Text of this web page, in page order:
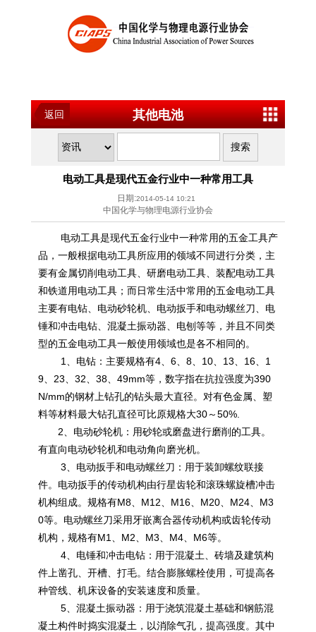
返回 其他电池
电动工具是现代五金行业中一种常用工具
日期:2014-05-14 10:21
中国化学与物理电源行业协会
电动工具是现代五金行业中一种常用的五金工具产
品，一般根据电动工具所应用的领域不同进行分类，主
要有金属切削电动工具、研磨电动工具、装配电动工具
和铁道用电动工具；而日常生活中常用的五金电动工具
主要有电钻、电动砂轮机、电动扳手和电动螺丝刀、电
锤和冲击电钻、混凝土振动器、电刨等等，并且不同类
型的五金电动工具一般使用领域也是各不相同的。
1、电钻：主要规格有4、6、8、10、13、16、1
9、23、32、38、49mm等，数字指在抗拉强度为390
N/mm的钢材上钻孔的钻头最大直径。对有色金属、塑
料等材料最大钻孔直径可比原规格大30～50%.
2、电动砂轮机：用砂轮或磨盘进行磨削的工具。
有直向电动砂轮机和电动角向磨光机。
3、电动扳手和电动螺丝刀：用于装卸螺纹联接
件。电动扳手的传动机构由行星齿轮和滚珠螺旋槽冲击
机构组成。规格有M8、M12、M16、M20、M24、M3
0等。电动螺丝刀采用牙嵌离合器传动机构或齿轮传动
机构，规格有M1、M2、M3、M4、M6等。
4、电锤和冲击电钻：用于混凝土、砖墙及建筑构
件上凿孔、开槽、打毛。结合膨胀螺栓使用，可提高各
种管线、机床设备的安装速度和质量。
5、混凝土振动器：用于浇筑混凝土基础和钢筋混
凝土构件时捣实混凝土，以消除气孔，提高强度。其中